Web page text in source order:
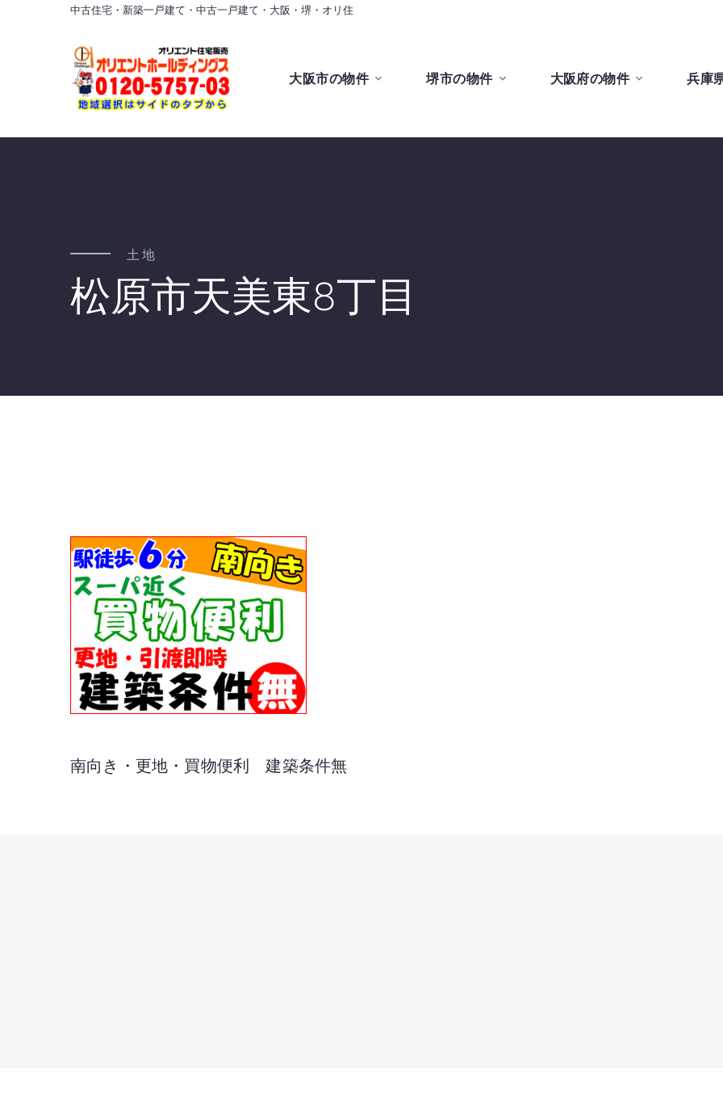
中古住宅・新築一戸建て・中古一戸建て・大阪・堺・オリ住
大阪市の物件 堺市の物件 大阪府の物件 兵庫
土地
松原市天美東8丁目
南向き・更地・買物便利 建築条件無